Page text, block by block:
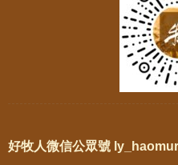
好牧人微信公眾號